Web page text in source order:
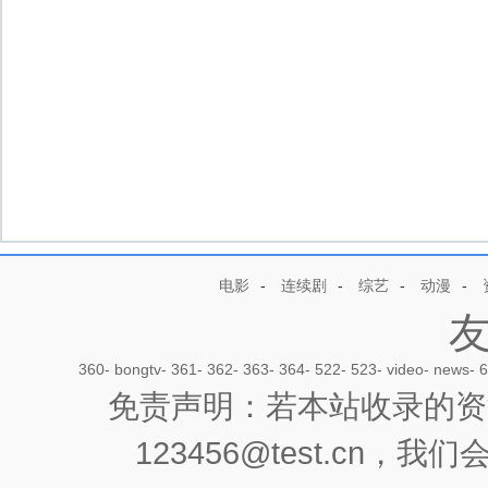
电影 - 连续剧 - 综艺 - 动漫 -
360- bongtv- 361- 362- 363- 364- 522- 523- video- news-
免责声明：若本站收录的
123456@test.cn，我们